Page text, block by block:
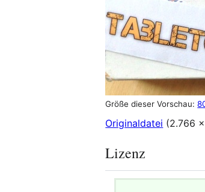
Größe dieser Vorschau:
Originaldatei (2.766
Lizenz